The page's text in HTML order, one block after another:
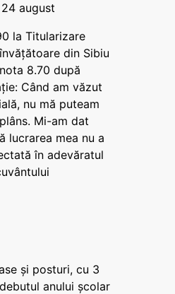
august
la Titularizare
din Sibiu
8.70 după
Când am văzut
nu mă puteam
Mi-am dat
lucrarea mea nu a
în adevăratul
și posturi, cu 3
anului școlar